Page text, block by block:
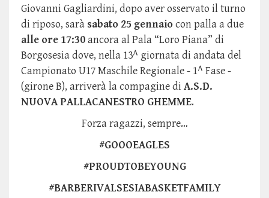
Giovanni Gagliardini, dopo aver osservato il turno
di riposo, sarà sabato 25 gennaiocon palla a due
alle ore 17:30ancora al Pala “Loro Piana” di
Borgosesia dove, nella 13^ giornata di andata del
Campionato U17 Maschile Regionale - 1^ Fase -
(girone B), arriverà la compagine di A.S.D.
NUOVA PALLACANESTRO GHEMME.
Forza ragazzi, sempre…
#GOOOEAGLES
#PROUDTOBEYOUNG
#BARBERIVALSESIABASKETFAMILY